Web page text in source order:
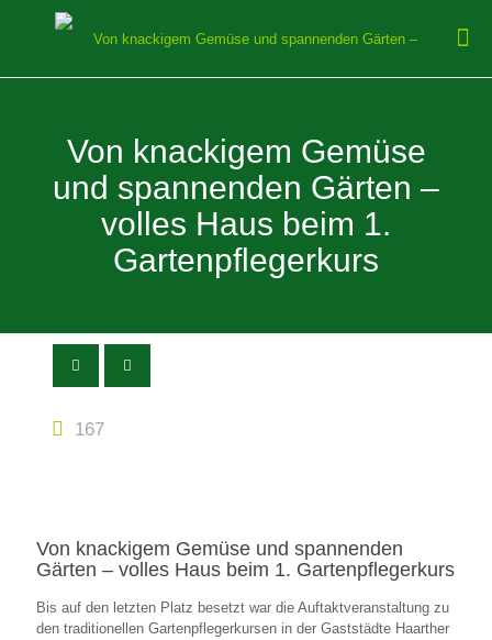
Von knackigem Gemüse
und spannenden Gärten –
volles Haus beim 1.
Gartenpflegerkurs
167
Von knackigem Gemüse und spannenden
Gärten – volles Haus beim 1. Gartenpflegerkurs
Bis auf den letzten Platz besetzt war die Auftaktveranstaltung zu
den traditionellen Gartenpflegerkursen in der Gaststädte Haarther